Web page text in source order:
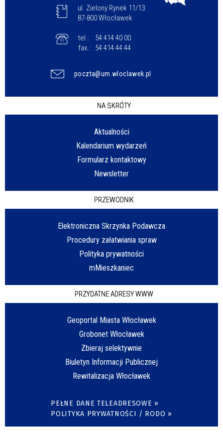
ul. Zielony Rynek 11/13
87-800 Włocławek
tel.:
54 414 40 00
fax.:
54 414 44 44
poczta@um.wloclawek.pl
NA SKRÓTY
Aktualności
Kalendarium wydarzeń
Formularz kontaktowy
Newsletter
PRZEWODNIK
Elektroniczna Skrzynka Podawcza
Procedury załatwiania spraw
Polityka prywatności
mMieszkaniec
PRZYDATNE ADRESY WWW
Geoportal Miasta Włocławek
Grobonet Włocławek
Zbieraj selektywnie
Biuletyn Informacji Publicznej
Rewitalizacja Włocławek
PEŁNE DANE TELEADRESOWE »
POLITYKA PRYWATNOŚCI / RODO »